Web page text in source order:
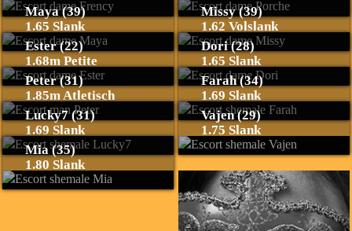
Maya (39)
1.65 Slank
Missy (39)
1.62 Volslank
Ester (22)
1.68m Petite
Dori (28)
1.65 Slank
Peter (31)
1.85m Atletisch
Farah (34)
1.69 Slank
Lucky7 (31)
1.69 Slank
Vajen (29)
1.75 Slank
Mia (35)
1.80 Slank